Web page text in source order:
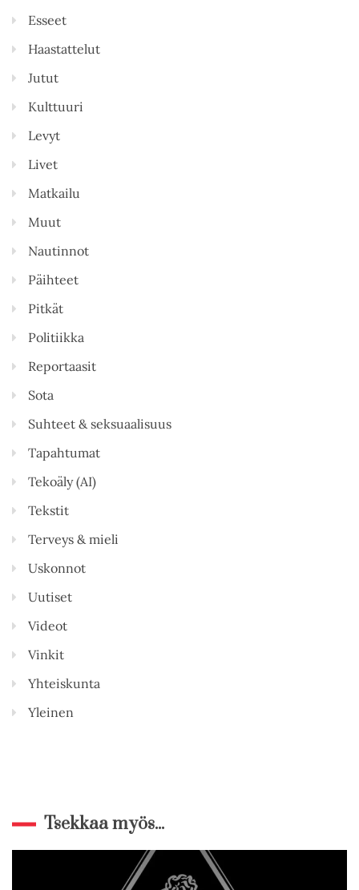
Esseet
Haastattelut
Jutut
Kulttuuri
Levyt
Livet
Matkailu
Muut
Nautinnot
Päihteet
Pitkät
Politiikka
Reportaasit
Sota
Suhteet & seksuaalisuus
Tapahtumat
Tekoäly (AI)
Tekstit
Terveys & mieli
Uskonnot
Uutiset
Videot
Vinkit
Yhteiskunta
Yleinen
Tsekkaa myös...